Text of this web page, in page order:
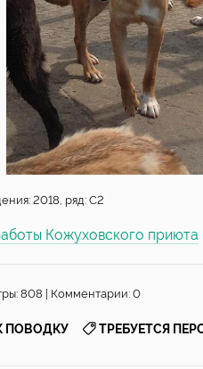
2018, ряд: С2
Кожуховского приюта
808 | Комментарии: 0
ПОВОДКУ ТРЕБУЕТСЯ